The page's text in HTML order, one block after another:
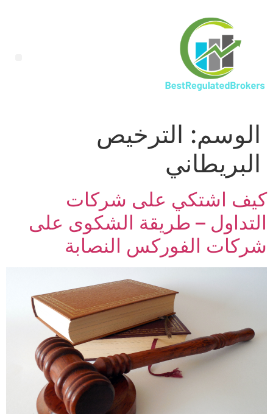
الوسم: الترخيص
البريطاني
كيف اشتكي على شركات
التداول – طريقة الشكوى على
شركات الفوركس النصابة